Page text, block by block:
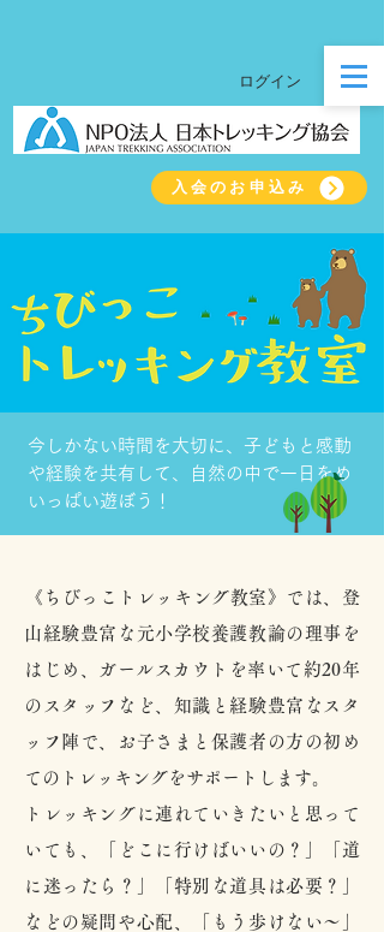
ログイン
入会のお申込み
今しかない時間を大切に、子どもと感動
や経験を共有して、自然の中で一日をめ
いっぱい遊ぼう！
《ちびっこトレッキング教室》では、登
山経験豊富な元小学校養護教諭の理事を
はじめ、ガールスカウトを率いて約20年
のスタッフなど、知識と経験豊富なスタ
ッフ陣で、お子さまと保護者の方の初め
てのトレッキングをサポートします。
トレッキングに連れていきたいと思って
いても、「どこに行けばいいの？」「道
に迷ったら？」「特別な道具は必要？」
などの疑問や心配、「もう歩けない〜」